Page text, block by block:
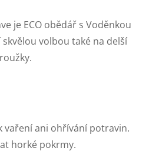
je ECO obědář s Voděnkou
volbou také na delší
vaření ani ohřívání potravin.
horké pokrmy.